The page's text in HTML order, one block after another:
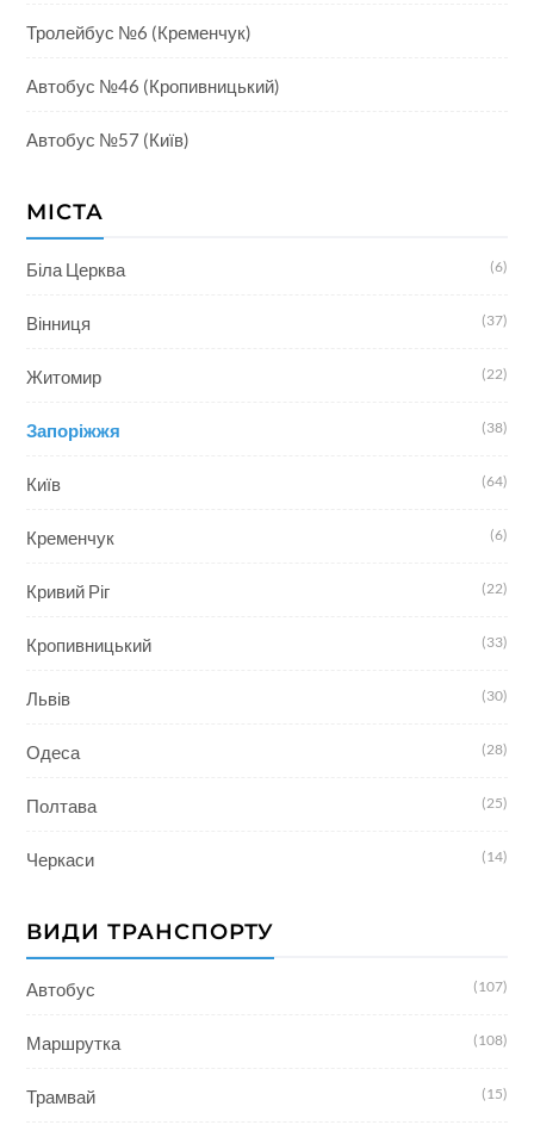
Тролейбус №6 (Кременчук)
Автобус №46 (Кропивницький)
Автобус №57 (Київ)
МІСТА
Біла Церква (6)
Вінниця (37)
Житомир (22)
Запоріжжя (38)
Київ (64)
Кременчук (6)
Кривий Ріг (22)
Кропивницький (33)
Львів (30)
Одеса (28)
Полтава (25)
Черкаси (14)
ВИДИ ТРАНСПОРТУ
Автобус (107)
Маршрутка (108)
Трамвай (15)